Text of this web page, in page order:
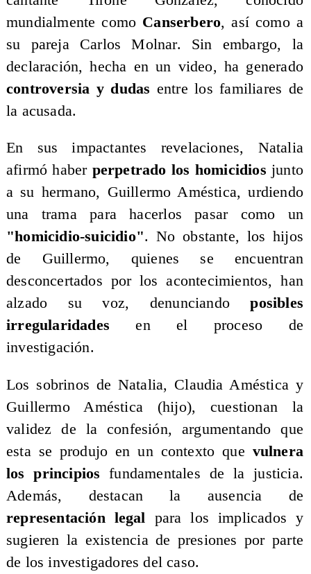
mundialmente como Canserbero, así como a
su pareja Carlos Molnar. Sin embargo, la
declaración, hecha en un video, ha generado
controversia y dudas entre los familiares de
la acusada.
​En sus impactantes revelaciones, Natalia
afirmó haber perpetrado los homicidios junto
a su hermano, Guillermo Améstica, urdiendo
una trama para hacerlos pasar como un
"homicidio-suicidio". No obstante, los hijos
de Guillermo, quienes se encuentran
desconcertados por los acontecimientos, han
alzado su voz, denunciandoposibles
irregularidades en el proceso de
investigación.
​Los sobrinos de Natalia, Claudia Améstica y
Guillermo Améstica (hijo), cuestionan la
validez de la confesión, argumentando que
esta se produjo en un contexto que vulnera
los principios fundamentales de la justicia.
Además, destacan la ausencia de
representación legal para los implicados y
sugieren la existencia de presiones por parte
de los investigadores del caso.